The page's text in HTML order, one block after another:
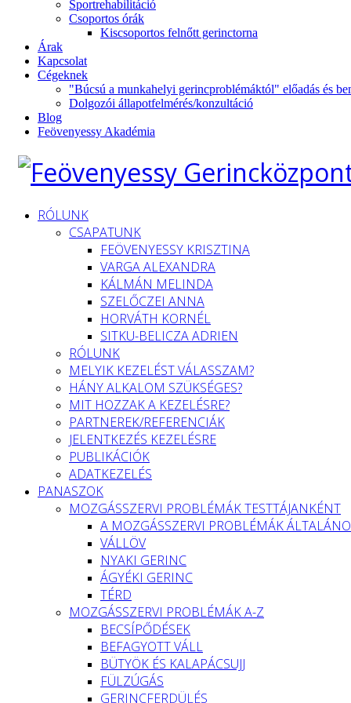
Sportrehabilitáció
Csoportos órák
Kiscsoportos felnőtt gerinctorna
Árak
Kapcsolat
Cégeknek
"Búcsú a munkahelyi gerincproblémáktól" előadás és
Dolgozói állapotfelmérés/konzultáció
Blog
Feövenyessy Akadémia
RÓLUNK
CSAPATUNK
FEÖVENYESSY KRISZTINA
VARGA ALEXANDRA
KÁLMÁN MELINDA
SZELŐCZEI ANNA
HORVÁTH KORNÉL
SITKU-BELICZA ADRIEN
RÓLUNK
MELYIK KEZELÉST VÁLASSZAM?
HÁNY ALKALOM SZÜKSÉGES?
MIT HOZZAK A KEZELÉSRE?
PARTNEREK/REFERENCIÁK
JELENTKEZÉS KEZELÉSRE
PUBLIKÁCIÓK
ADATKEZELÉS
PANASZOK
MOZGÁSSZERVI PROBLÉMÁK TESTTÁJANKÉNT
A MOZGÁSSZERVI PROBLÉMÁK
VÁLLÖV
NYAKI GERINC
ÁGYÉKI GERINC
TÉRD
MOZGÁSSZERVI PROBLÉMÁK A-Z
BECSÍPŐDÉSEK
BEFAGYOTT VÁLL
BÜTYÖK ÉS KALAPÁCSUJJ
FÜLZÚGÁS
GERINCFERDÜLÉS